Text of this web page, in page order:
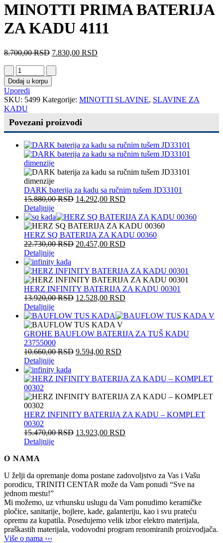
MINOTTI PRIMA BATERIJA
ZA KADU 4111
8.700,00RSD 7.830,00 RSD
Dodaj u korpu
Uporedi
SKU: 5499 Kategorije: MINOTTI SLAVINE, SLAVINE ZA
KADU
Povezani proizvodi
DARK baterija za kadu sa ručnim tušem JD33101
15.880,00RSD 14.292,00 RSD
Detaljnije
HERZ SQ BATERIJA ZA KADU 00360
22.730,00RSD 20.457,00 RSD
Detaljnije
HERZ INFINITY BATERIJA ZA KADU 00301
13.920,00RSD 12.528,00 RSD
Detaljnije
GROHE BAUFLOW BATERIJA ZA TUŠ KADU
23755000
10.660,00RSD 9.594,00 RSD
Detaljnije
HERZ INFINITY BATERIJA ZA KADU – KOMPLET
00302
15.470,00RSD 13.923,00 RSD
Detaljnije
O NAMA
U želji da opremanje doma postane zadovoljstvo za Vas i Vašu
porodicu, TRINITI CENTAR može da Vam ponudi “Sve na
jednom mestu!”
Mi možemo, uz vrhunsku uslugu da Vam ponudimo keramičke
pločice, sanitarije, bojlere, kade, galanteriju, kao i svu prateću
opremu za kupatila. Posedujemo velik izbor elektro materijala,
praškastih materijala, vodovodni program renomiranih proizvodjača.
Više o nama ›››